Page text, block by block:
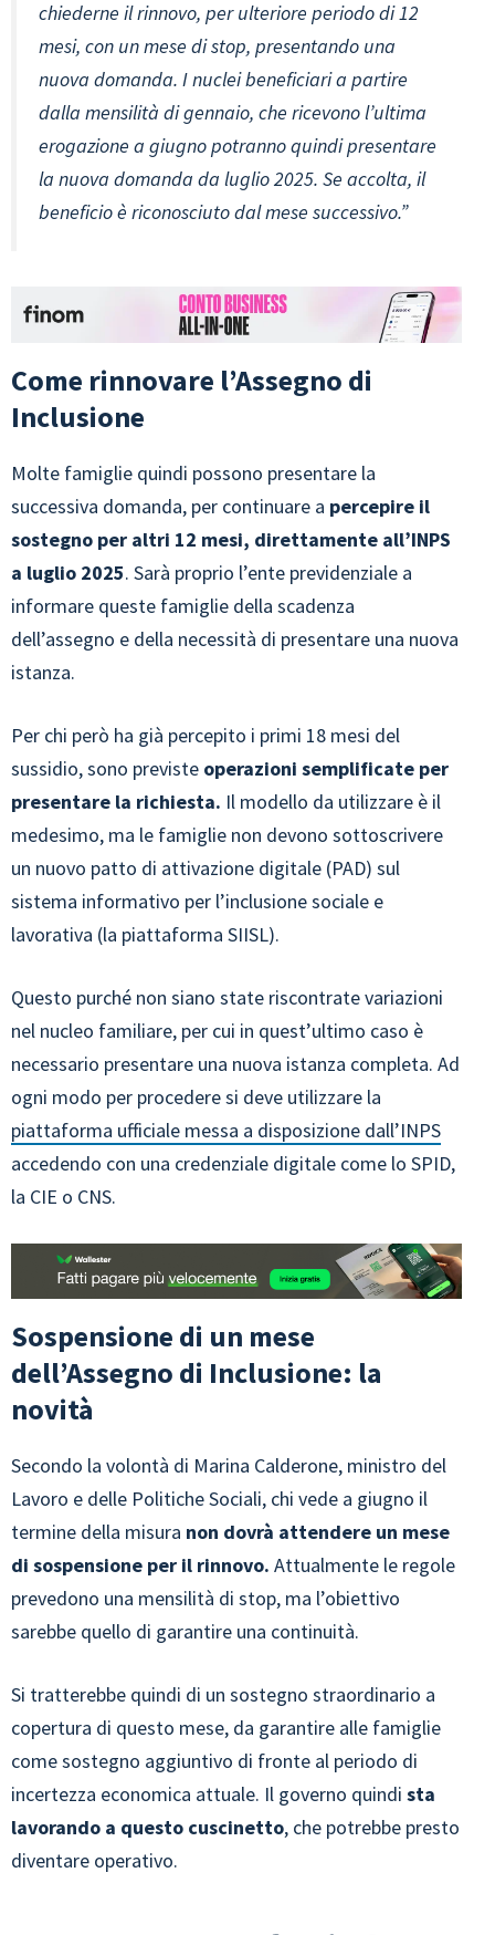
chiederne il rinnovo, per ulteriore periodo di 12
mesi, con un mese di stop, presentando una
nuova domanda. I nuclei beneficiari a partire
dalla mensilità di gennaio, che ricevono l’ultima
erogazione a giugno potranno quindi presentare
la nuova domanda da luglio 2025. Se accolta, il
beneficio è riconosciuto dal mese successivo.”
Come rinnovare l’Assegno di
Inclusione
Molte famiglie quindi possono presentare la
successiva domanda, per continuare a percepire il
sostegno per altri 12 mesi, direttamente all’INPS
a luglio 2025. Sarà proprio l’ente previdenziale a
informare queste famiglie della scadenza
dell’assegno e della necessità di presentare una nuova
istanza.
Per chi però ha già percepito i primi 18 mesi del
sussidio, sono previste operazioni semplificate per
presentare la richiesta. Il modello da utilizzare è il
medesimo, ma le famiglie non devono sottoscrivere
un nuovo patto di attivazione digitale (PAD) sul
sistema informativo per l’inclusione sociale e
lavorativa (la piattaforma SIISL).
Questo purché non siano state riscontrate variazioni
nel nucleo familiare, per cui in quest’ultimo caso è
necessario presentare una nuova istanza completa. Ad
ogni modo per procedere si deve utilizzare la
piattaforma ufficiale messa a disposizione dall’INPS
accedendo con una credenziale digitale come lo SPID,
la CIE o CNS.
Sospensione di un mese
dell’Assegno di Inclusione: la
novità
Secondo la volontà di Marina Calderone, ministro del
Lavoro e delle Politiche Sociali, chi vede a giugno il
termine della misura non dovrà attendere un mese
di sospensione per il rinnovo. Attualmente le regole
prevedono una mensilità di stop, ma l’obiettivo
sarebbe quello di garantire una continuità.
Si tratterebbe quindi di un sostegno straordinario a
copertura di questo mese, da garantire alle famiglie
come sostegno aggiuntivo di fronte al periodo di
incertezza economica attuale. Il governo quindi sta
lavorando a questo cuscinetto, che potrebbe presto
diventare operativo.